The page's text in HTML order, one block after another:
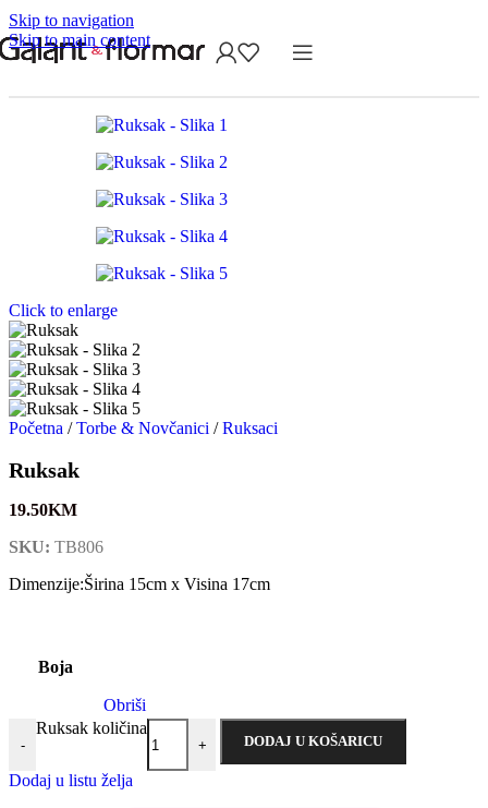
Skip to navigation
Skip to main content
Click to enlarge
Početna / Torbe & Novčanici / Ruksaci
Ruksak
19.50KM
SKU: TB806
Dimenzije:Širina 15cm x Visina 17cm
Boja
Obriši
-
Ruksak količina
+ DODAJ U KOŠARICU
Dodaj u listu želja